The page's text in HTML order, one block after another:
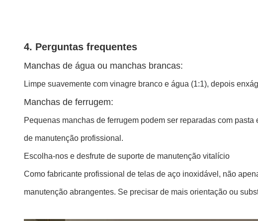
4. Perguntas frequentes
Manchas de água ou manchas brancas:
Limpe suavemente com vinagre branco e água (1:1), depois
Manchas de ferrugem:
Pequenas manchas de ferrugem podem ser reparadas com
de manutenção profissional.
Escolha-nos e desfrute de suporte de manutenção vitalício
Como fabricante profissional de telas de aço inoxidável, não
manutenção abrangentes. Se precisar de mais orientação ou